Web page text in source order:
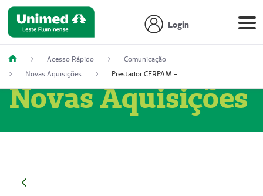
Login
Acesso Rápido
Comunicação
Novas Aquisições
Prestador CERPAM – Centro de Reabilitação S/S Ltda-ME (52004274-8)
Novas Aquisições